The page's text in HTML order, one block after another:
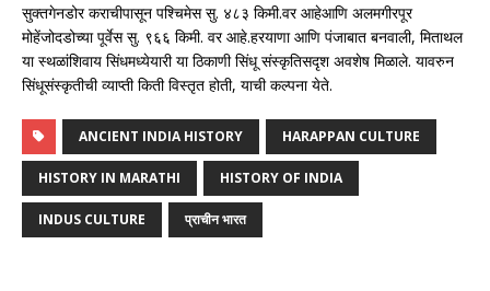
सुक्तगेनडोर कराचीपासून पश्चिमेस सु. ४८३ किमी.वर आहेआणि अलमगीरपूर
मोहेंजोदडोच्या पूर्वेस सु. ९६६ किमी. वर आहे.हरयाणा आणि पंजाबात बनवाली, मिताथल
या स्थळांशिवाय सिंधमध्येयारी या ठिकाणी सिंधू संस्कृतिसदृश अवशेष मिळाले. यावरुन
सिंधूसंस्कृतीची व्याप्ती किती विस्तृत होती, याची कल्पना येते.
ANCIENT INDIA HISTORY HARAPPAN CULTURE
HISTORY IN MARATHI HISTORY OF INDIA
INDUS CULTURE प्राचीन भारत